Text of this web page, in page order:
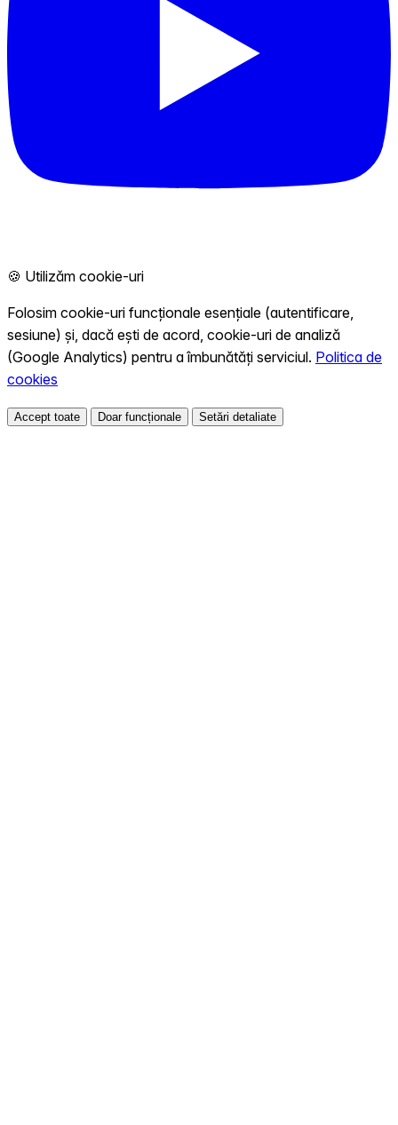
🍪 Utilizăm cookie-uri
Folosim cookie-uri funcționale esențiale (autentificare,
sesiune) și, dacă ești de acord, cookie-uri de analiză
(Google Analytics) pentru a îmbunătăți serviciul. Politica de
cookies
Accept toate Doar funcționale Setări detaliate